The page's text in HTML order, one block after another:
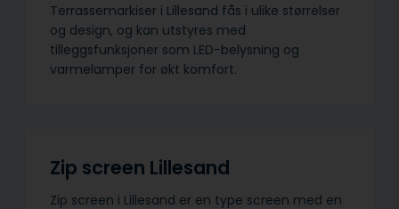
Terrassemarkiser i Lillesand fås i ulike størrelser
og design, og kan utstyres med
tilleggsfunksjoner som LED-belysning og
varmelamper for økt komfort.
Zip screen Lillesand
Zip screen i Lillesand er en type screen med en